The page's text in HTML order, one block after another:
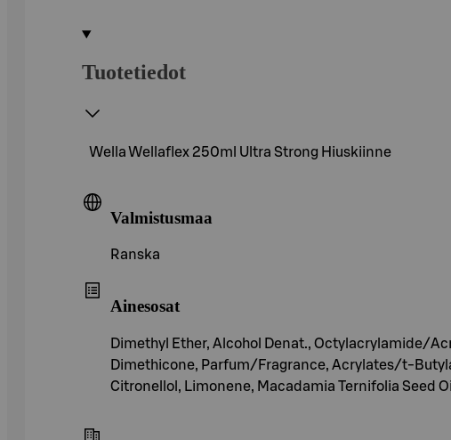
Tuotetiedot
Wella Wellaflex 250ml Ultra Strong Hiuskiinne
Valmistusmaa
Ranska
Ainesosat
Dimethyl Ether, Alcohol Denat., Octylacrylamide/
Dimethicone, Parfum/Fragrance, Acrylates/t-
Citronellol, Limonene, Macadamia Ternifolia Seed